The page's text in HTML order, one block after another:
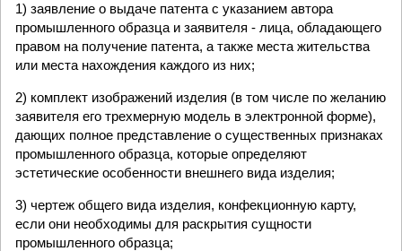
1) заявление о выдаче патента с указанием автора
промышленного образца и заявителя - лица, обладающего
правом на получение патента, а также места жительства
или места нахождения каждого из них;
2) комплект изображений изделия (в том числе по желанию
заявителя его трехмерную модель в электронной форме),
дающих полное представление о существенных признаках
промышленного образца, которые определяют
эстетические особенности внешнего вида изделия;
3) чертеж общего вида изделия, конфекционную карту,
если они необходимы для раскрытия сущности
промышленного образца;